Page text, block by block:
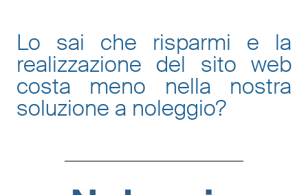
Lo sai che risparmi e la
realizzazione del sito web
costa meno nella nostra
soluzione a noleggio?